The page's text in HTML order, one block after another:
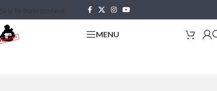
Skip to main content
MENU